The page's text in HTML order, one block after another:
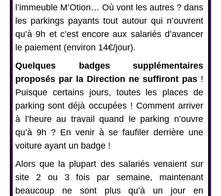
l’immeuble M’Otion… Où vont les autres ? dans
les parkings payants tout autour qui n’ouvrent
qu’à 9h et c’est encore aux salariés d’avancer
le paiement (environ 14€/jour).
Quelques badges supplémentaires
proposés par la Direction ne suffiront pas !
Puisque certains jours, toutes les places de
parking sont déjà occupées ! Comment arriver
à l’heure au travail quand le parking n’ouvre
qu’à 9h ? En venir à se faufiler derrière une
voiture ayant un badge !
Alors que la plupart des salariés venaient sur
site 2 ou 3 fois par semaine, maintenant
beaucoup ne sont plus qu’à un jour en